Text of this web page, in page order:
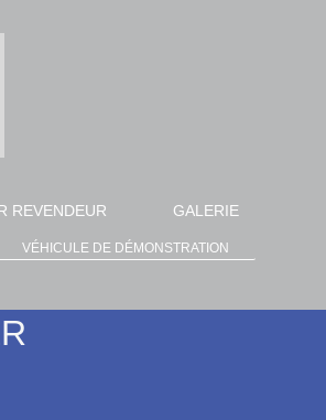
REVENDEUR GALERIE
VÉHICULE DE DÉMONSTRATION